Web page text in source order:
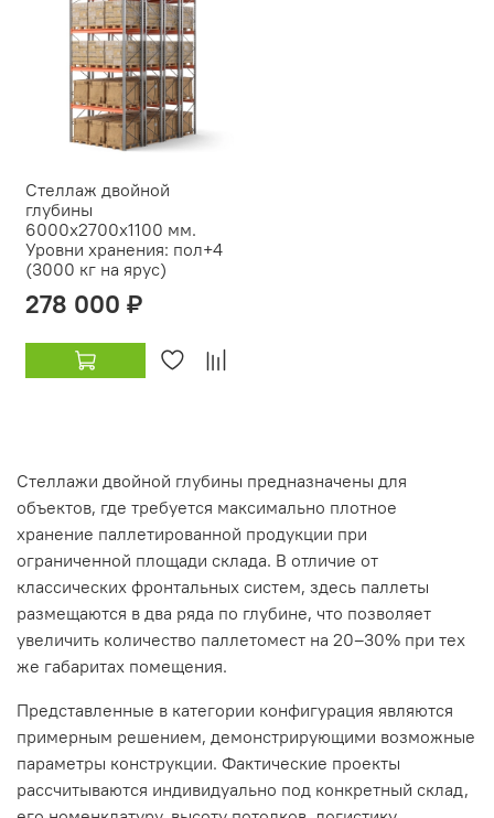
Стеллаж двойной
глубины
6000х2700х1100 мм.
Уровни хранения: пол+4
(3000 кг на ярус)
278 000 ₽
Стеллажи двойной глубины предназначены для
объектов, где требуется максимально плотное
хранение паллетированной продукции при
ограниченной площади склада. В отличие от
классических фронтальных систем, здесь паллеты
размещаются в два ряда по глубине, что позволяет
увеличить количество паллетомест на 20–30% при тех
же габаритах помещения.
Представленные в категории конфигурация являются
примерным решением, демонстрирующими возможные
параметры конструкции. Фактические проекты
рассчитываются индивидуально под конкретный склад,